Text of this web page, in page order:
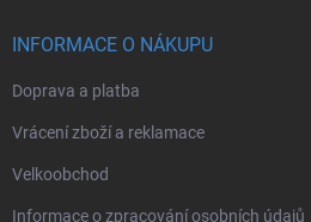
INFORMACE O NÁKUPU
Doprava a platba
Vrácení zboží a reklamace
Velkoobchod
Informace o zpracování osobních údajů